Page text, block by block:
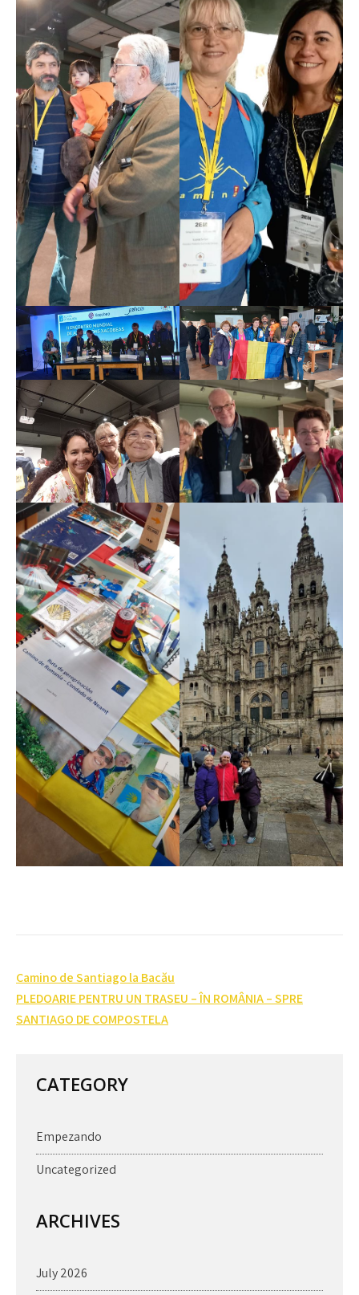
Post
navigation
Camino de Santiago la Bacău
PLEDOARIE PENTRU UN TRASEU – ÎN ROMÂNIA – SPRE
SANTIAGO DE COMPOSTELA
CATEGORY
Empezando
Uncategorized
ARCHIVES
July 2026